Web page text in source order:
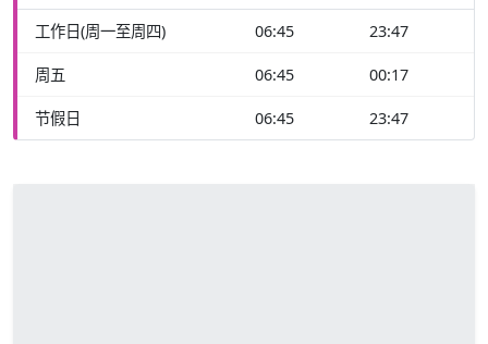
工作日(周一至周四) 06:45 23:47
周五 06:45 00:17
节假日 06:45 23:47